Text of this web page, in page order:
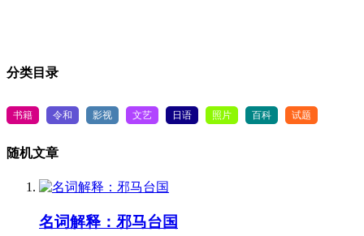
分类目录
书籍 令和 影视 文艺 日语 照片 百科 试题
随机文章
名词解释：邪马台国